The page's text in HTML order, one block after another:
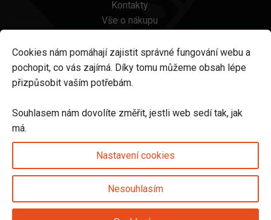
Kontakty
Vše o nákupu
Platba a doprava
Reklamace a vrácení
Obchodní podmínky
Odstoupení od smlouvy
Sledujte nás na
Cookies nám pomáhají zajistit správné fungování webu a
pochopit, co vás zajímá. Díky tomu můžeme obsah lépe
přizpůsobit vaším potřebám.
Souhlasem nám dovolíte změřit, jestli web sedí tak, jak
má.
Nastavení cookies
Nesouhlasím